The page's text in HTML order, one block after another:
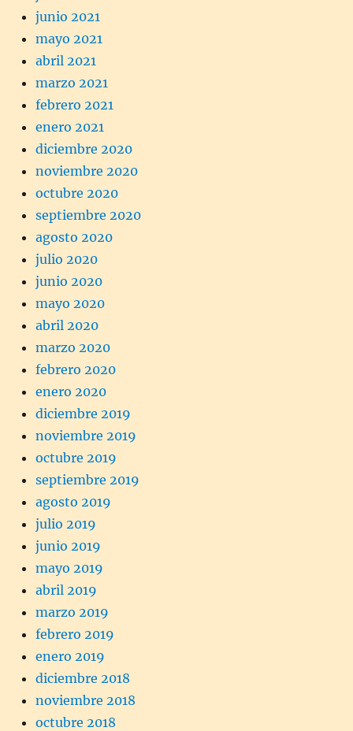
junio 2021
mayo 2021
abril 2021
marzo 2021
febrero 2021
enero 2021
diciembre 2020
noviembre 2020
octubre 2020
septiembre 2020
agosto 2020
julio 2020
junio 2020
mayo 2020
abril 2020
marzo 2020
febrero 2020
enero 2020
diciembre 2019
noviembre 2019
octubre 2019
septiembre 2019
agosto 2019
julio 2019
junio 2019
mayo 2019
abril 2019
marzo 2019
febrero 2019
enero 2019
diciembre 2018
noviembre 2018
octubre 2018